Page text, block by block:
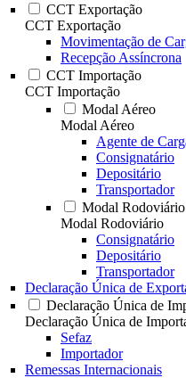
CCT Exportação
CCT Exportação
Movimentação de
Recepção Assíncrona
CCT Importação
CCT Importação
Modal Aéreo
Modal Aéreo
Agente de
Consignatário
Depositário
Transportador
Modal Rodoviário
Modal Rodoviário
Consignatário
Depositário
Transportador
Declaração Única de
Declaração Única de
Declaração Única de
Sefaz
Importador
Remessas Internacionais